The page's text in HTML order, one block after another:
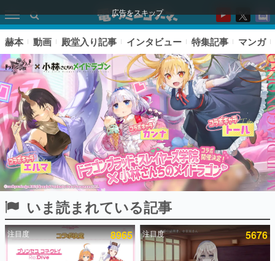
広告をスキップ
ピックアップ
電ファミのいま読まれている記事ランキング
赫本 動画 殿堂入り記事 インタビュー 特集記事 マンガ
いま読まれている記事
注目度 8965 注目度 5676